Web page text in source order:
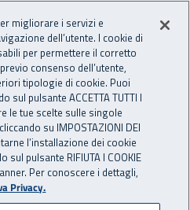
Nazionale
Apri cerca
migliorare i servizi e
dell’utente. I cookie di
per permettere il corretto
consenso dell’utente,
tipologie di cookie. Puoi
sul pulsante ACCETTA TUTTI I
le tue scelte sulle singole
su IMPOSTAZIONI DEI
l’installazione dei cookie
pulsante RIFIUTA I COOKIE
Per conoscere i dettagli,
Privacy.